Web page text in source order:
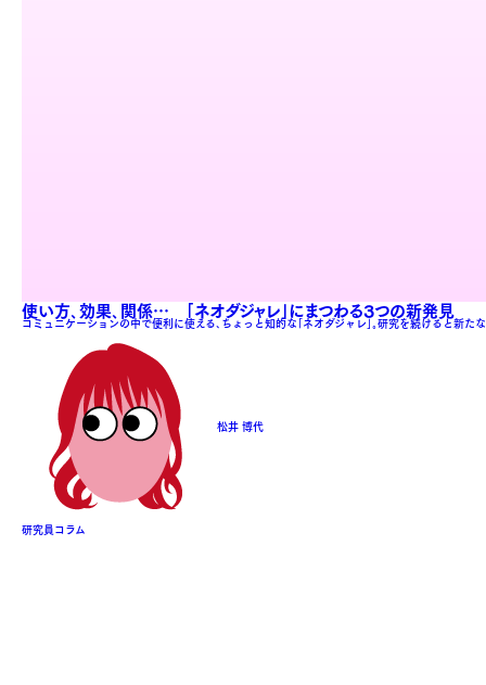
使い方､効果､関係… ｢ネオダジャレ｣にまつわる3つの新発見
コミュニケーションの中で便利に使える､ちょっと知的な｢ネオダジャレ｣｡研究を続けると新た
松井 博代
研究員コラム